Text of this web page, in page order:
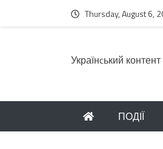
Thursday, August 6,
Українcький контент
ПОДІЇ